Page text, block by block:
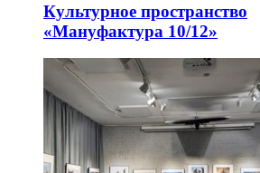
Культурное пространство
«Мануфактура 10/12»